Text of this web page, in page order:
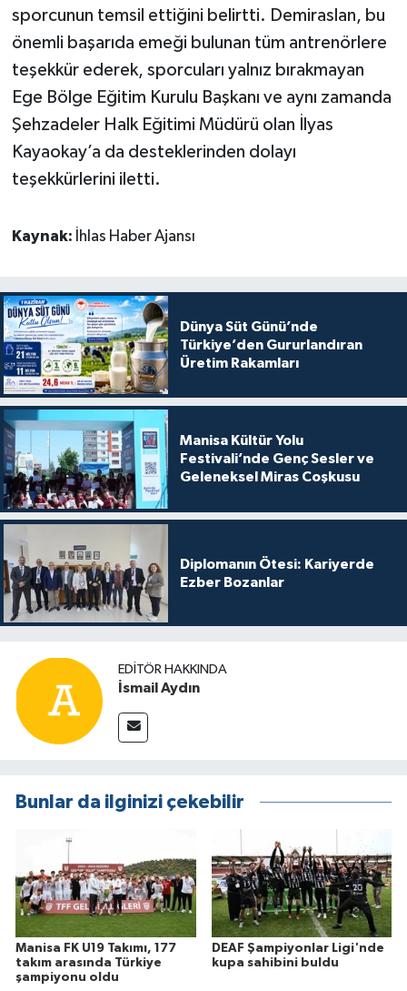
sporcunun temsil ettiğini belirtti. Demiraslan, bu
önemli başarıda emeği bulunan tüm antrenörlere
teşekkür ederek, sporcuları yalnız bırakmayan
Ege Bölge Eğitim Kurulu Başkanı ve aynı zamanda
Şehzadeler Halk Eğitimi Müdürü olan İlyas
Kayaokay’a da desteklerinden dolayı
teşekkürlerini iletti.
Kaynak: İhlas Haber Ajansı
Dünya Süt Günü’nde
Türkiye’den Gururlandıran
Üretim Rakamları
Manisa Kültür Yolu
Festivali’nde Genç Sesler ve
Geleneksel Miras Coşkusu
Diplomanın Ötesi: Kariyerde
Ezber Bozanlar
EDITÖR HAKKINDA
İsmail Aydın
Bunlar da ilginizi çekebilir
Manisa FK U19 Takımı, 177
takım arasında Türkiye
şampiyonu oldu
DEAF Şampiyonlar Ligi'nde
kupa sahibini buldu